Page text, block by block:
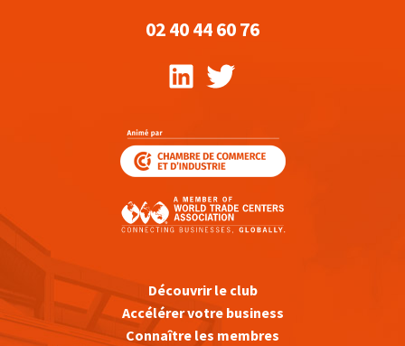
02 40 44 60 76
Découvrir le club
Accélérer votre business
Connaître les membres